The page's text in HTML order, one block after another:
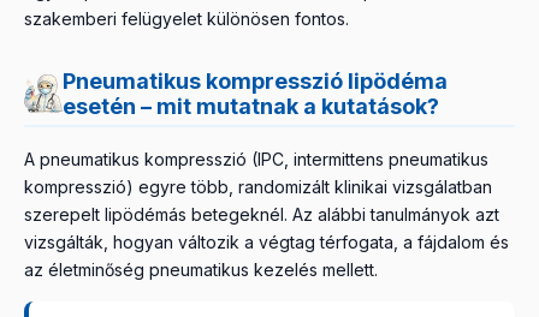
szakemberi felügyelet különösen fontos.
Pneumatikus kompresszió lipödéma
esetén – mit mutatnak a kutatások?
A pneumatikus kompresszió (IPC, intermittens pneumatikus
kompresszió) egyre több, randomizált klinikai vizsgálatban
szerepelt lipödémás betegeknél. Az alábbi tanulmányok azt
vizsgálták, hogyan változik a végtag térfogata, a fájdalom és
az életminőség pneumatikus kezelés mellett.